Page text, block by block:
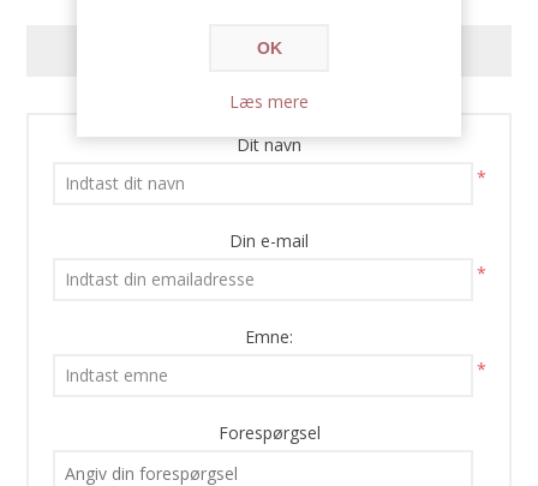
KONTAKT OS
Dit navn
*
Din e-mail
*
Emne:
*
Forespørgsel
OK
Læs mere